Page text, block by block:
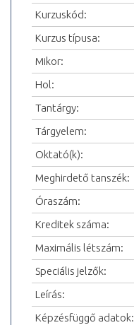
Kurzuskód:
Kurzus típusa:
Mikor:
Hol:
Tantárgy:
Tárgyelem:
Oktató(k):
Meghirdető tanszék:
Óraszám:
Kreditek száma:
Maximális létszám:
Speciális jelzők:
Leírás:
Képzésfüggő adatok: